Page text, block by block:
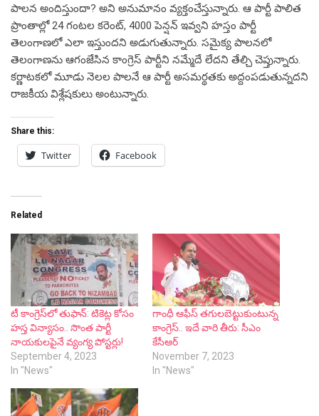
పాల‌న అందిస్తుందా? అని అనుమానం వ్య‌క్తంచేస్తున్నారు. ఆ పార్టీ పాలిత
ప్రాంతాల్లో 24 గంట‌ల క‌రెంట్, 4000 పెన్ష‌న్ ఇవ్వ‌ని హ‌స్తం పార్టీ
తెలంగాణ‌లో ఎలా ఇస్తుంద‌ని అడుగుతున్నారు. స‌మైక్య పాల‌న‌లో
తెలంగాణ‌ను ఆగంజేసిన కాంగ్రెస్ పార్టీని న‌మ్మేదే లేద‌ని తేల్చి చెప్తున్నారు.
కర్ణాట‌క‌లో మూడు నెల‌ల పాల‌నే ఆ పార్టీ అస‌మ‌ర్థ‌త‌కు అద్దంప‌డుతున్న‌ద‌ని
రాజ‌కీయ విశ్లేష‌కులు అంటున్నారు.
Share this:
Twitter Facebook
Related
టీ కాంగ్రెస్‌లో తుఫాన్‌: టికెట్ల కోసం
హ‌స్త‌ విన్యాసం.. సొంత పార్టీ
నాయ‌కుల‌పైనే వ్యంగ్య పోస్ట‌ర్లు!
September 4, 2023
In "News"
గాంధీ ఆఫీస్ తగులబెట్టుకుంటున్న
కాంగ్రెస్.. ఇదే వారి తీరు: సీఎం
కేసీఆర్
November 7, 2023
In "News"